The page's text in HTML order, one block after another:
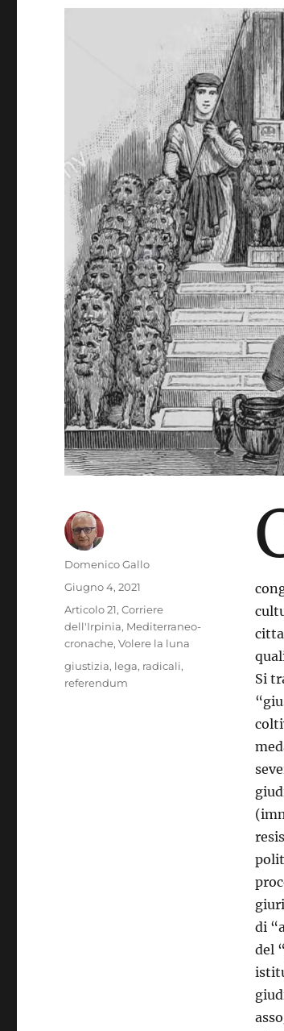
Si
di
del
Autore
Domenico Gallo
Pubblicato
Giugno 4, 2021
Categorie
Articolo 21,Corriere
dell'Irpinia, Mediterraneo-
cronache,Volere la luna
Tag
giustizia, lega, radicali,
referendum